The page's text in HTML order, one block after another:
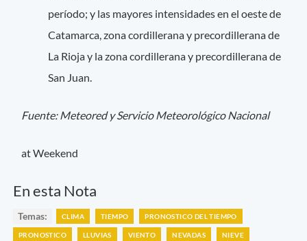
período; y las mayores intensidades en el oeste de
Catamarca, zona cordillerana y precordillerana de
La Rioja y la zona cordillerana y precordillerana de
San Juan.
Fuente: Meteored y Servicio Meteorológico Nacional
at Weekend
En esta Nota
Temas: CLIMA TIEMPO PRONOSTICO DEL TIEMPO
PRONOSTICO LLUVIAS VIENTO NEVADAS NIEVE